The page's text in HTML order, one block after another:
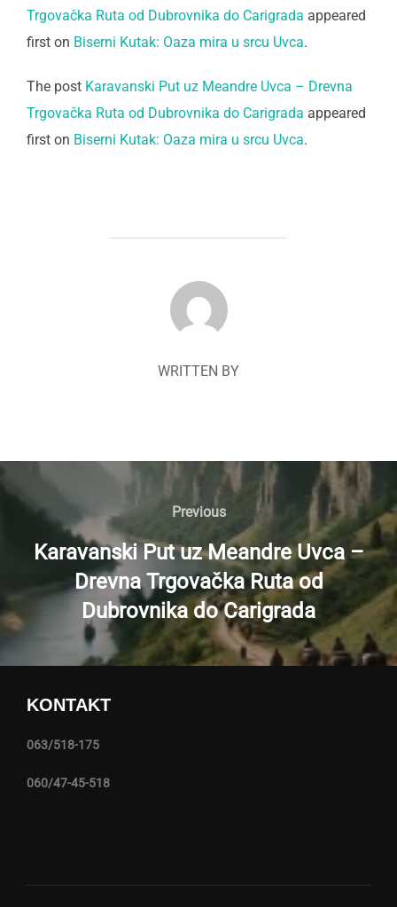
Trgovačka Ruta od Dubrovnika do Carigrada appeared
first on Biserni Kutak: Oaza mira u srcu Uvca.
The post Karavanski Put uz Meandre Uvca – Drevna
Trgovačka Ruta od Dubrovnika do Carigrada appeared
first on Biserni Kutak: Oaza mira u srcu Uvca.
POST AUTHOR
WRITTEN BY
Navigacija
članaka
Previous
Previous
Karavanski Put uz Meandre Uvca –
Drevna Trgovačka Ruta od
Dubrovnika do Carigrada
KONTAKT
063/518-175
060/47-45-518